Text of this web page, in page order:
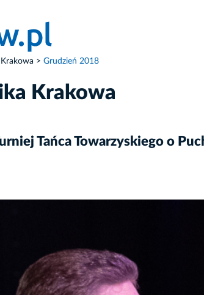
Grudzień 2018
Krakowa
Tańca Towarzyskiego o